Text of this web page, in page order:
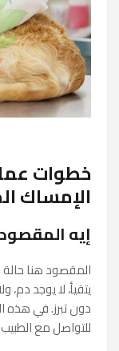
خطوات
الإمساك
إيه
المقصود هنا
دون تبرز. في هذه
للتواصل مع